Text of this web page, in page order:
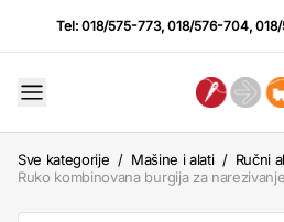
Tel:018/575-773,018/576-704,
Sve kategorije / Mašine i alati / Ručni
Ruko kombinovana burgija za